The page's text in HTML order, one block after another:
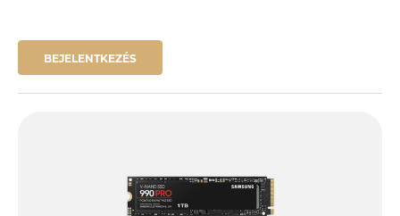
BEJELENTKEZÉS